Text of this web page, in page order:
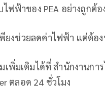
ฟฟ้าของ PEA อย่างถูกต้อ
ยงช่วยลดค่าไฟฟ้า แต่ต้อ
เพิ่มเติมได้ที่ สำนักงานก
ตลอด 24 ชั่วโมง